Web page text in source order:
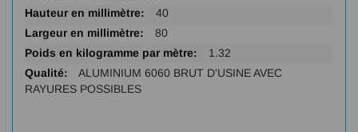
40
80
1.32
ALUMINIUM 6060 BRUT D'USINE AVEC
RAYURES POSSIBLES